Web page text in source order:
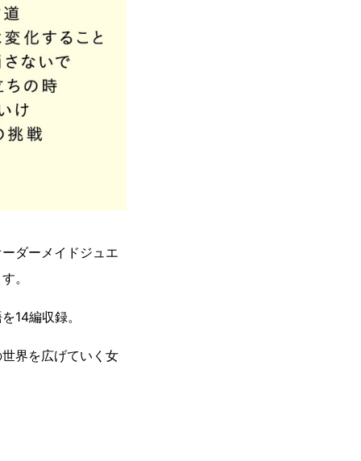
ダーメイドジュエ
。
14編収録。
界を広げていく女